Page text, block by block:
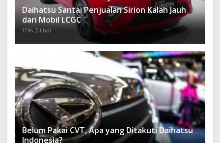
Daihatsu Santai Penjualan Sirion Kalah Jauh
dari Mobil LCGC
1796 Dilihat
Belum Pakai CVT, Apa yang Ditakuti Daihatsu
Indonesia?